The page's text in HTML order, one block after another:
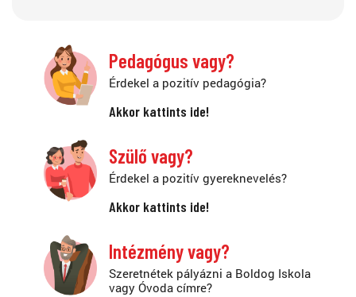
Pedagógus vagy?
Érdekel a pozitív pedagógia?
Akkor kattints ide!
Szülő vagy?
Érdekel a pozitív gyereknevelés?
Akkor kattints ide!
Intézmény vagy?
Szeretnétek pályázni a Boldog Iskola
vagy Óvoda címre?